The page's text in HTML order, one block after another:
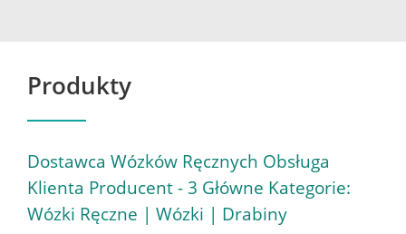
Produkty
Dostawca Wózków Ręcznych Obsługa
Klienta Producent - 3 Główne Kategorie:
Wózki Ręczne | Wózki | Drabiny